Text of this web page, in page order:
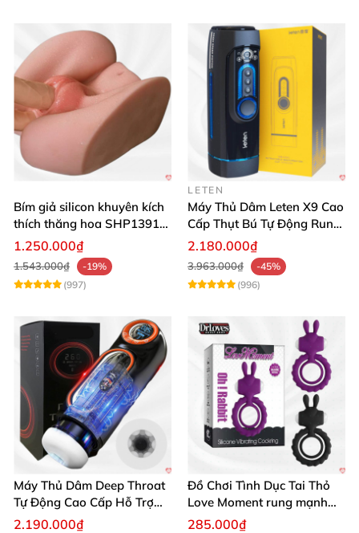
Bím giả silicon khuyên kích
thích thăng hoa SHP1391
ShopHanhPhuc
1.250.000₫
1.543.000₫
-19%
(997)
LETEN
Máy Thủ Dâm Leten X9 Cao
Cấp Thụt Bú Tự Động Rung
Rên
2.180.000₫
3.963.000₫
-45%
(996)
Máy Thủ Dâm Deep Throat
Tự Động Cao Cấp Hỗ Trợ
Gắn Tường
2.190.000₫
Đồ Chơi Tình Dục Tai Thỏ
Love Moment rung mạnh
mẽ êm ái
285.000₫